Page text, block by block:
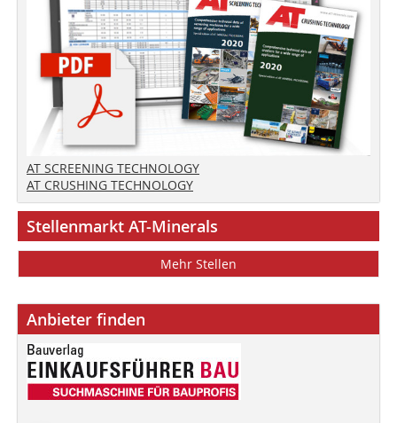
AT SCREENING TECHNOLOGY
AT CRUSHING TECHNOLOGY
Stellenmarkt AT-Minerals
Mehr Stellen
Anbieter finden